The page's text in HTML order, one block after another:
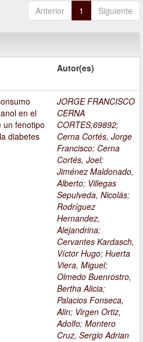
Anterior 1 Siguiente
Autor(es)
en el
un fenotipo
diabetes
JORGE FRANCISCO
CERNA
CORTES;69892;
Cerna Cortés, Jorge
Francisco; Cerna
Cortés, Joel;
Jiménez Maldonado,
Alberto; Villegas
Sepulveda, Nicolás;
Rodríguez
Hernandez,
Alejandrina;
Cervantes Kardasch,
Víctor Hugo; Huerta
Viera, Miguel;
Olmedo Buenrostro,
Bertha Alicia;
Palacios Fonseca,
Alin; Virgen Ortiz,
Adolfo; Montero
Cruz, Sergio Adrian